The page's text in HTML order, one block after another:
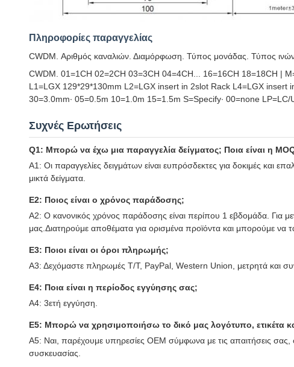
Πληροφορίες παραγγελίας
CWDM. Αριθμός καναλιών. Διαμόρφωση. Τύπος μονάδας. Τύπος
CWDM. 01=1CH 02=2CH 03=3CH 04=4CH... 16=16CH 18=18CH |
L1=LGX 129*29*130mm L2=LGX insert in 2slot Rack L4=LGX
30=3.0mm∙ 05=0.5m 10=1.0m 15=1.5m S=Specify∙ 00=none
Συχνές Ερωτήσεις
Q1: Μπορώ να έχω μια παραγγελία δείγματος; Ποια είναι η
Α1: Οι παραγγελίες δειγμάτων είναι ευπρόσδεκτες για δοκιμές και
μικτά δείγματα.
Ε2: Ποιος είναι ο χρόνος παράδοσης;
Α2: Ο κανονικός χρόνος παράδοσης είναι περίπου 1 εβδομάδα. Για
μας.Διατηρούμε αποθέματα για ορισμένα προϊόντα και μπορούμε να
Ε3: Ποιοι είναι οι όροι πληρωμής;
Α3: Δεχόμαστε πληρωμές T/T, PayPal, Western Union, μετρητά και
Ε4: Ποια είναι η περίοδος εγγύησης σας;
Α4: 3ετή εγγύηση.
Ε5: Μπορώ να χρησιμοποιήσω το δικό μας λογότυπο, ετικέτα
Α5: Ναι, παρέχουμε υπηρεσίες OEM σύμφωνα με τις απαιτήσεις
συσκευασίας.